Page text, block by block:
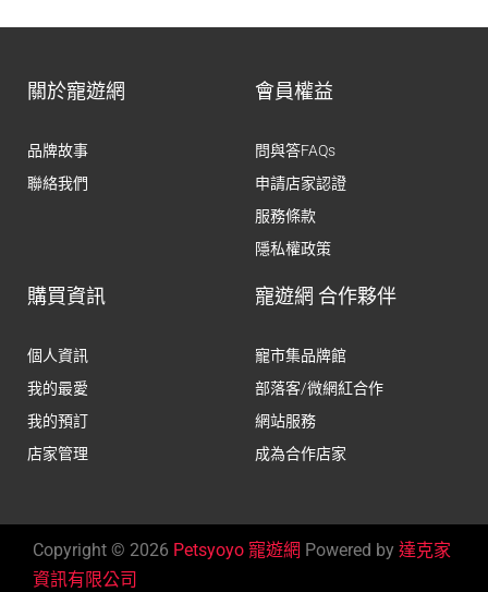
關於寵遊網
品牌故事
聯絡我們
會員權益
問與答FAQs
申請店家認證
服務條款
隱私權政策
購買資訊
個人資訊
我的最愛
我的預訂
店家管理
寵遊網 合作夥伴
寵市集品牌館
部落客/微網紅合作
網站服務
成為合作店家
Copyright © 2026 Petsyoyo 寵遊網 Powered by 達克家
資訊有限公司